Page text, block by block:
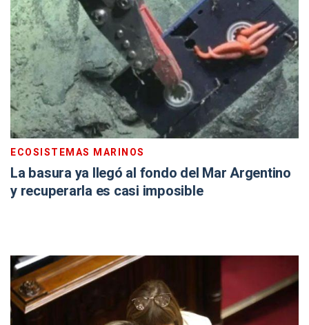
ECOSISTEMAS MARINOS
La basura ya llegó al fondo del Mar Argentino
y recuperarla es casi imposible